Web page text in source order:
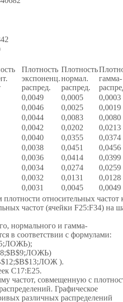
Плотность
экспоненц.
распред.
Плотность
нормал.
распред.
гамма-
0,0049 0,0005
0,0003
0,0046 0,0025
0,0019
0,0044 0,0083
0,0080
0,0042 0,0202
0,0213
0,0040 0,0355
0,0374
0,0038 0,0451
0,0456
0,0036 0,0414
0,0399
0,0034 0,0274
0,0259
0,0032 0,0131
0,0128
0,0031 0,0045
0,0049
относительных частот
частот (ячейки F25:F34) на
нормального и гамма-
в соответствии с формулами:
).
С17:Е25.
частот, совмещенную с
Графическое
различных распределений